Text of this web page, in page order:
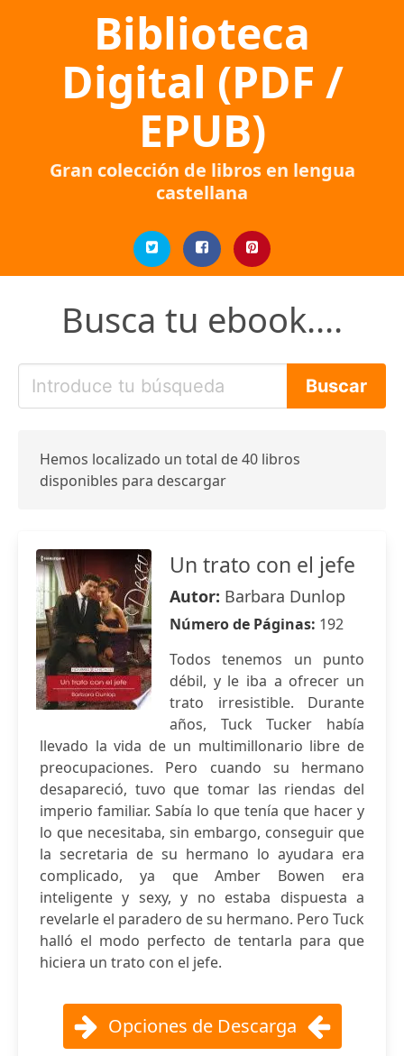
Biblioteca
Digital (PDF /
EPUB)
Gran colección de libros en lengua
castellana
Busca tu ebook....
Hemos localizado un total de 40 libros
disponibles para descargar
Un trato con el jefe
Autor: Barbara Dunlop
Número de Páginas: 192
Todos tenemos un punto
débil, y le iba a ofrecer un
trato irresistible. Durante
años, Tuck Tucker había
llevado la vida de un multimillonario libre de
preocupaciones. Pero cuando su hermano
desapareció, tuvo que tomar las riendas del
imperio familiar. Sabía lo que tenía que hacer y
lo que necesitaba, sin embargo, conseguir que
la secretaria de su hermano lo ayudara era
complicado, ya que Amber Bowen era
inteligente y sexy, y no estaba dispuesta a
revelarle el paradero de su hermano. Pero Tuck
halló el modo perfecto de tentarla para que
hiciera un trato con el jefe.
Opciones de Descarga